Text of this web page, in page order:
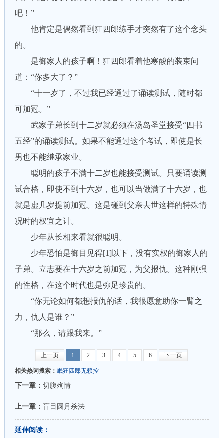
吧！”
他肯定是偶然看到狂四郎练手才突然有了这个念头
的。
是御家人的孩子啊！狂四郎看着他寒酸的装束问
道：“你多大了？”
“十一岁了，不过我已经通过了诵读测试，随时都
可加冠。”
武家子弟长到十二岁就必须在汤岛圣堂接受“四书
五经”的诵读测试。如果不能通过这个考试，即使是长
男也不能继承家业。
聪明的孩子不满十二岁也能接受测试。只要诵读测
试合格，即使不到十六岁，也可以当做满了十六岁，也
就是虚几岁提前加冠。这是碰到父亲去世这样的特殊情
况时的权宜之计。
少年从长相来看就很聪明。
少年恐怕是御目见得[1]以下，没有实权的御家人的
子弟。立志要在十六岁之前加冠，为父报仇。这种刚强
的性格，在这个时代也是弥足珍贵的。
“你无论如何都想报仇的话，我很愿意助你一臂之
力，仇人是谁？”
“那么，请跟我来。”
上一页 1 2 3 4 5 6 下一页
相关热词搜索： 眠狂四郎无赖控
下一章： 切腹殉情
上一章： 盲目圆月杀法
延伸阅读：